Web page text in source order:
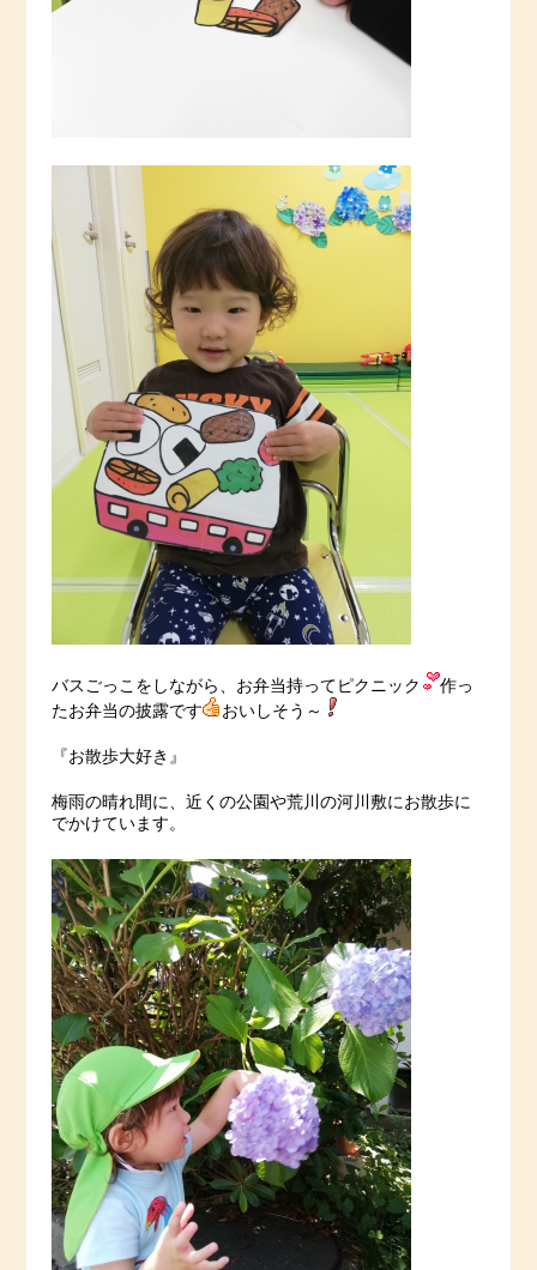
バスごっこをしながら、お弁当持ってピクニック
作っ
たお弁当の披露です
おいしそう～
『お散歩大好き』
梅雨の晴れ間に、近くの公園や荒川の河川敷にお散歩に
でかけています。